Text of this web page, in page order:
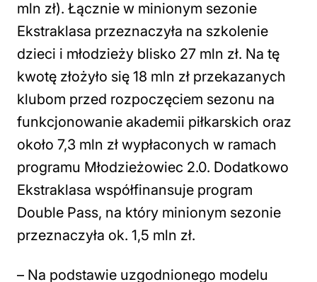
mln zł). Łącznie w minionym sezonie
Ekstraklasa przeznaczyła na szkolenie
dzieci i młodzieży blisko 27 mln zł. Na tę
kwotę złożyło się 18 mln zł przekazanych
klubom przed rozpoczęciem sezonu na
funkcjonowanie akademii piłkarskich oraz
około 7,3 mln zł wypłaconych w ramach
programu Młodzieżowiec 2.0. Dodatkowo
Ekstraklasa współfinansuje program
Double Pass, na który minionym sezonie
przeznaczyła ok. 1,5 mln zł.
– Na podstawie uzgodnionego modelu